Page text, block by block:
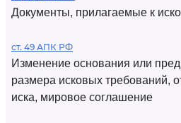
Документы, прилагаемые к
ст. 49 АПК РФ
Изменение основания или
размера исковых требований,
иска, мировое соглашение